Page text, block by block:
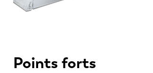
Points forts